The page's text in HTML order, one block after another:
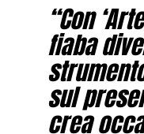
“Con
fiaba
sul
crea